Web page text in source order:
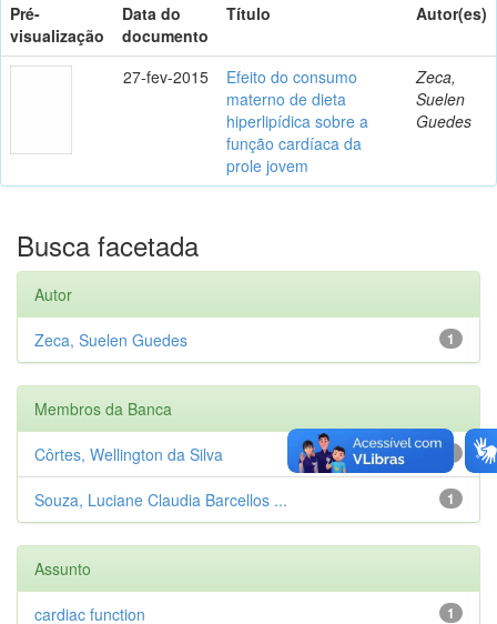
Pré-
visualização
Data do
documento
Título Autor(es)
27-fev-2015
Efeito do consumo
materno de dieta
hiperlipídica sobre a
função cardíaca da
prole jovem
Zeca,
Suelen
Guedes
Busca facetada
Autor
1
Zeca, Suelen Guedes
Membros da Banca
Côrtes, Wellington da Silva
1
Souza, Luciane Claudia Barcellos ...
Assunto
1
cardiac function